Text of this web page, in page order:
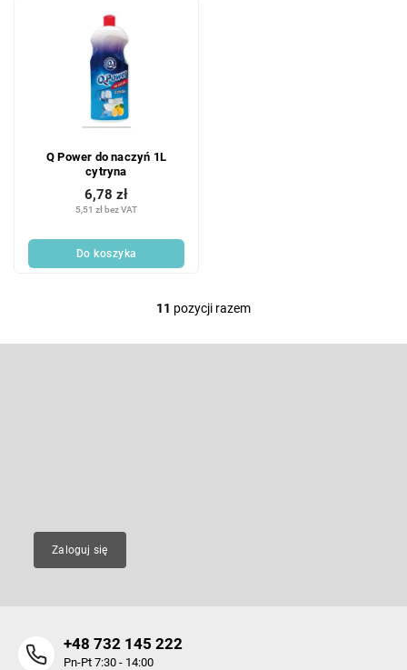
Q Power do naczyń 1L
cytryna
5,51 zł bez VAT
6,78 zł
Do koszyka
K
11 pozycji razem
Zaloguj się
+48 732 145 222
Pn-Pt 7:30 - 14:00